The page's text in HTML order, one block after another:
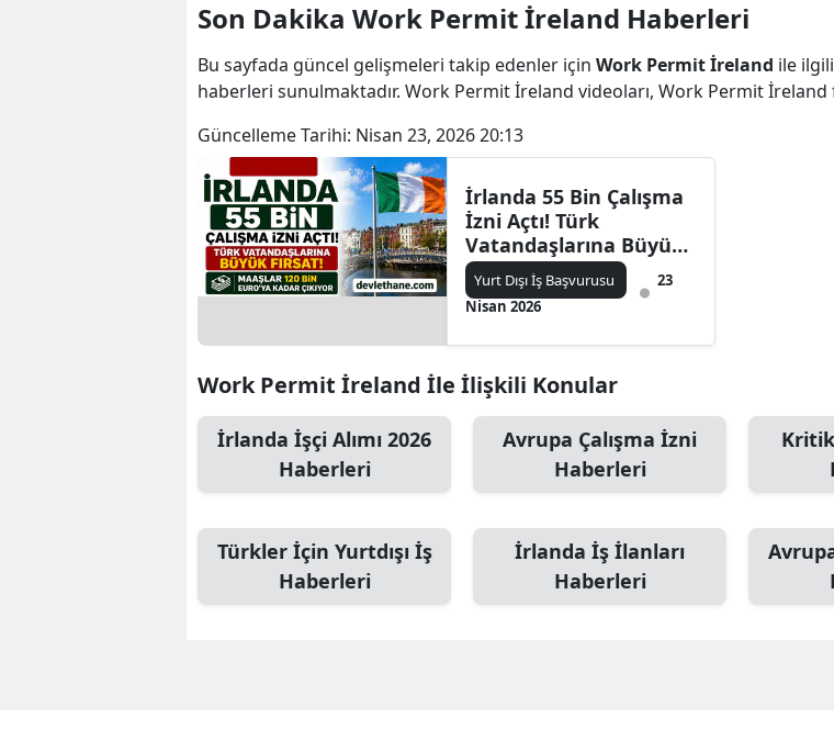
Son Dakika Work Permit İreland Haberleri
Bu sayfada güncel gelişmeleri takip edenler için Work Permit İreland ile
haberleri sunulmaktadır. Work Permit İreland videoları, Work Permit
Güncelleme Tarihi: Nisan 23, 2026 20:13
İrlanda 55 Bin Çalışma
İzni Açtı! Türk
Vatandaşlarına Büyük
Fırsat: Maaşlar 120 Bin
Euro’ya Kadar Çıkıyor
Yurt Dışı İş Başvurusu
23
Nisan 2026
Work Permit İreland İle İlişkili Konular
İrlanda İşçi Alımı 2026
Haberleri
Avrupa Çalışma İzni
Haberleri
Türkler İçin Yurtdışı İş
Haberleri
İrlanda İş İlanları
Haberleri